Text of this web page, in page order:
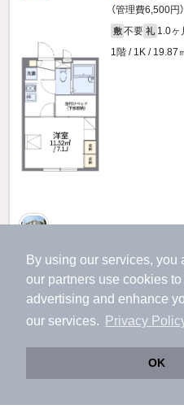
By using our services, you
our partners use cookies
advertising and enhance
our services.
Privacy
OK
アプリに切り替えて、
会員登録なしですぐ使える
（管理費6,500円）
敷 不要 礼 1.0ヶ
1階 / 1K / 19.87
物件詳細を
提供
レオパレス大洋の